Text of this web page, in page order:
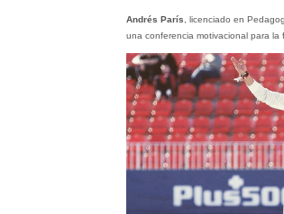
Andrés París , licenciado en
una conferencia motivacional para la